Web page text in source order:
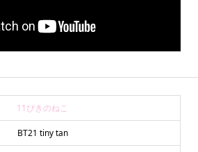
11ぴきのねこ
BT21 tiny tan
MARVEL